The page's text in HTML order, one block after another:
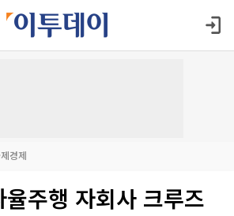
경제
주행 자회사 크루즈